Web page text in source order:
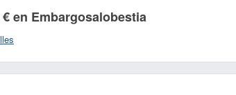
en Embargosalobestia